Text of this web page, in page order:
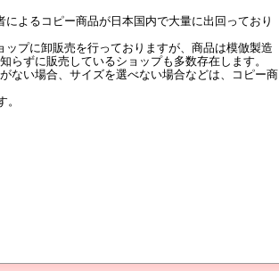
よるコピー商品が日本国内で大量に出回っており
プに卸販売を行っておりますが、商品は模倣製造
ずに販売しているショップも多数存在します。
ない場合、サイズを選べない場合などは、コピー商